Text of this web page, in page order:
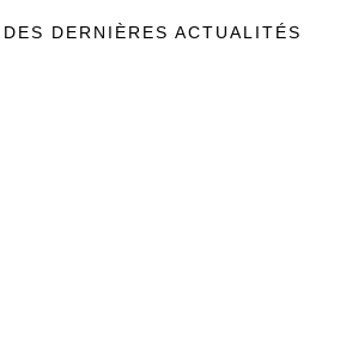
DERNIÈRES ACTUALITÉS